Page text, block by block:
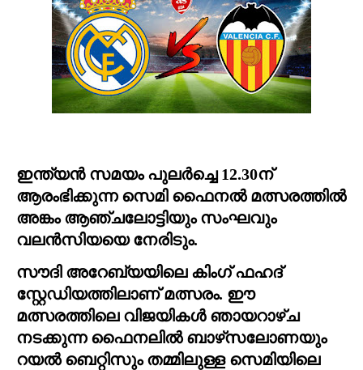
ഇന്ത്യൻ സമയം പുലർച്ചെ 12.30ന്
ആരംഭിക്കുന്ന സെമി ഫൈനൽ മത്സരത്തിൽ
അങ്കം ആഞ്ചലോട്ടിയും സംഘവും
വലൻസിയയെ നേരിടും.
സൗദി അറേബ്യയിലെ കിംഗ് ഫഹദ്
സ്റ്റേഡിയത്തിലാണ് മത്സരം. ഈ
മത്സരത്തിലെ വിജയികൾ ഞായറാഴ്ച
നടക്കുന്ന ഫൈനലിൽ ബാഴ്‌സലോണയും
റയൽ ബെറ്റിസും തമ്മിലുള്ള സെമിയിലെ